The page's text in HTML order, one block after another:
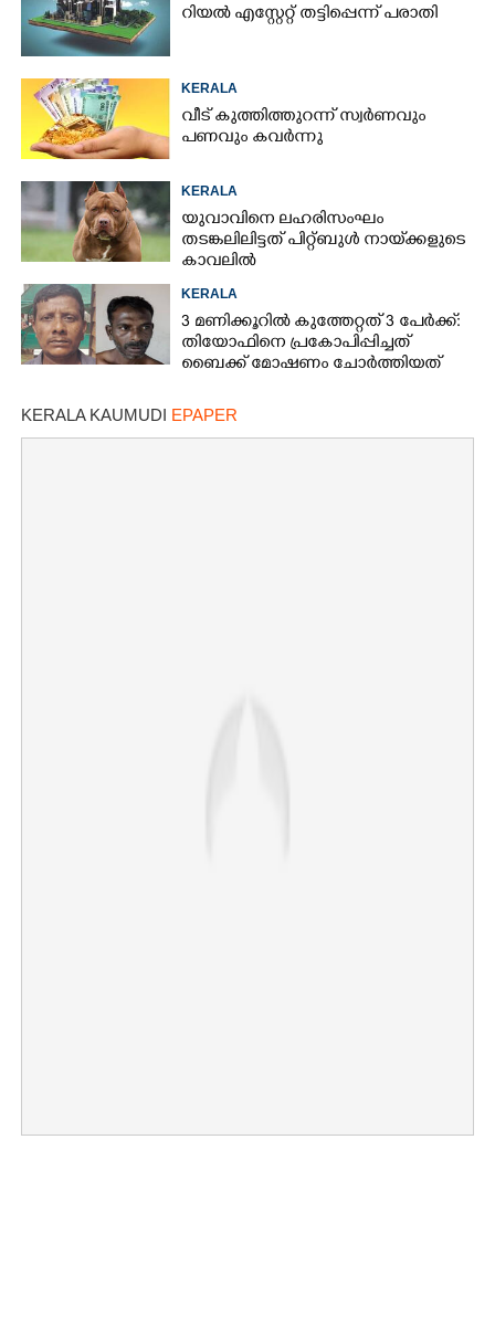
റിയൽ എസ്റ്റേറ്റ് തട്ടിപ്പെന്ന് പരാതി
KERALA
വീട് കുത്തിത്തുറന്ന് സ്വർണവും
പണവും കവർന്നു
KERALA
യുവാവിനെ ലഹരിസംഘം
തടങ്കലിലിട്ടത് പിറ്റ്ബുൾ നായ്‌ക്കളുടെ
കാവലിൽ
KERALA
3 മണിക്കൂറിൽ കുത്തേറ്റത് 3 പേർക്ക്:
തിയോഫിനെ പ്രകോപിപ്പിച്ചത്
ബൈക്ക് മോഷണം ചോർത്തിയത്
KERALA KAUMUDI EPAPER